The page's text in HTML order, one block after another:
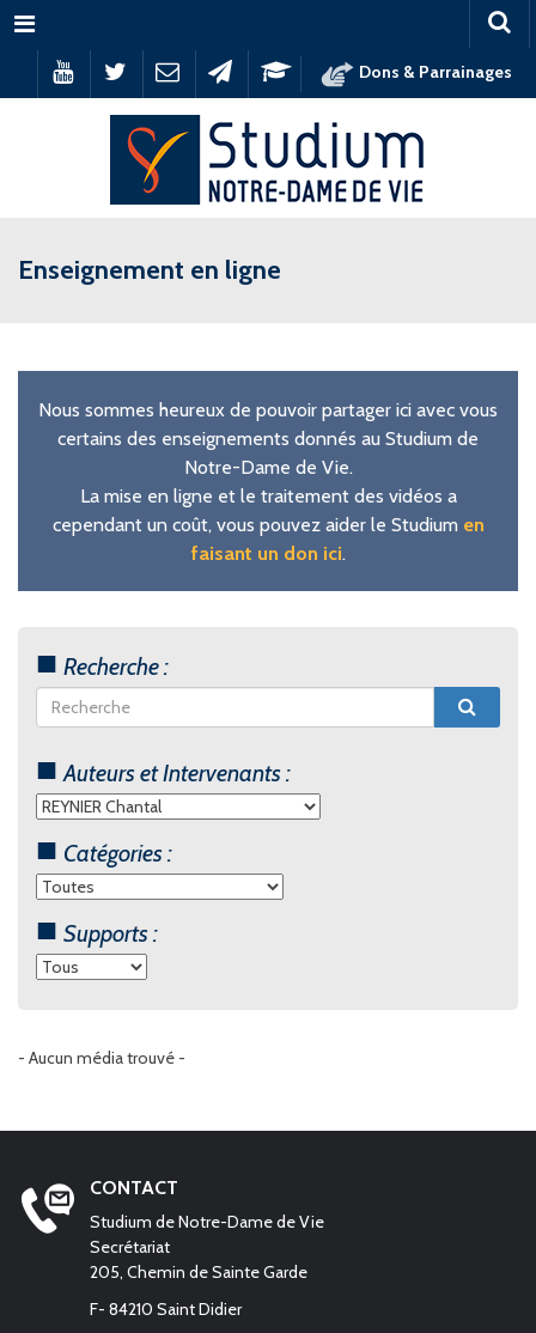
Menu
Dons & Parrainages
Enseignement en ligne
Nous sommes heureux de pouvoir partager ici avec vous
certains des enseignements donnés au Studium de
Notre-Dame de Vie.
La mise en ligne et le traitement des vidéos a
cependant un coût, vous pouvez aider le Studium en
faisant un don ici.
Recherche :
Auteurs et Intervenants :
Catégories :
Supports :
- Aucun média trouvé -
CONTACT
Studium de Notre-Dame de Vie
Secrétariat
205, Chemin de Sainte Garde
F- 84210 Saint Didier